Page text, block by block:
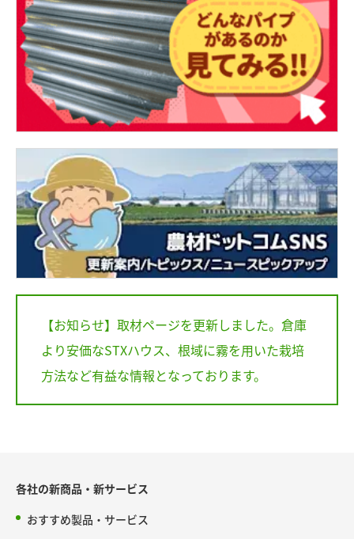
【お知らせ】取材ページを更新しました。倉庫
より安価なSTXハウス、根域に霧を用いた栽培
方法など有益な情報となっております。
各社の新商品・新サービス
おすすめ製品・サービス